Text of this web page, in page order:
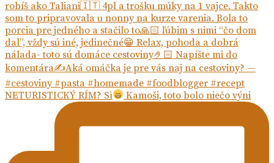
NETURISTICKÝ RÍM? Sì Kamoši, toto bolo niečo výni